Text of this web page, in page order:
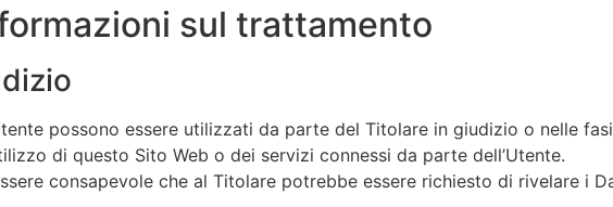
sul trattamento
possono essere utilizzati da parte del Titolare in giudizio o nelle
di questo Sito Web o dei servizi connessi da parte dell’Utente.
consapevole che al Titolare potrebbe essere richiesto di rivelare i